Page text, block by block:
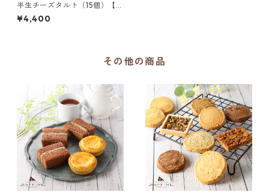
半生チーズタルト（15個）【冷
凍】
¥4,400
その他の商品